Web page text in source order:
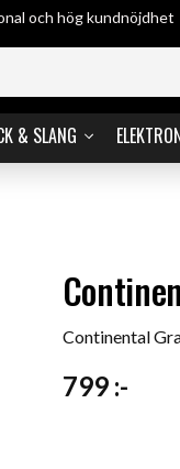
och hög kundnöjdhet
& SLANG
Continental
799:-